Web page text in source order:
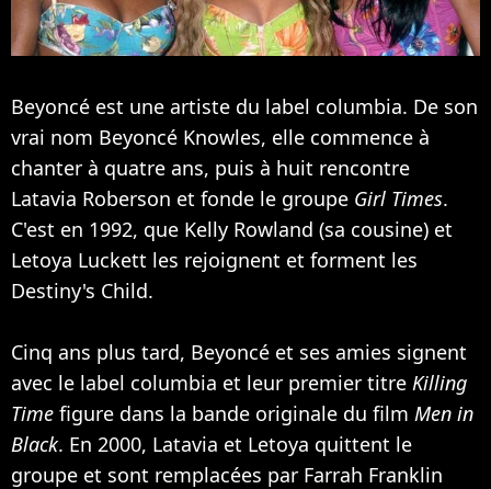
Beyoncé est une artiste du label columbia. De son
vrai nom Beyoncé Knowles, elle commence à
chanter à quatre ans, puis à huit rencontre
Latavia Roberson et fonde le groupe Girl Times.
C'est en 1992, que Kelly Rowland (sa cousine) et
Letoya Luckett les rejoignent et forment les
Destiny's Child.
Cinq ans plus tard, Beyoncé et ses amies signent
avec le label columbia et leur premier titre Killing
Time figure dans la bande originale du film Men in
Black. En 2000, Latavia et Letoya quittent le
groupe et sont remplacées par Farrah Franklin